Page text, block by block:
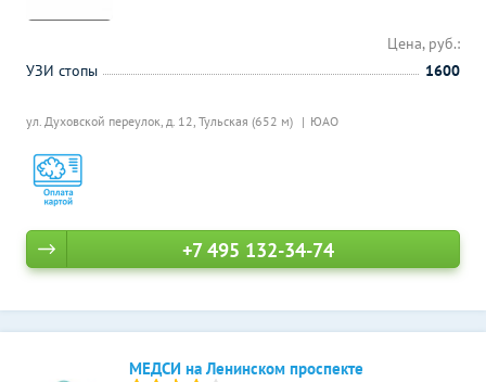
ул. Духовской переулок, д. 12, Тульская (652 м) ЮАО
Цена, руб.:
УЗИ стопы
1600
+7 495 132-34-74
МЕДСИ на Ленинском проспекте